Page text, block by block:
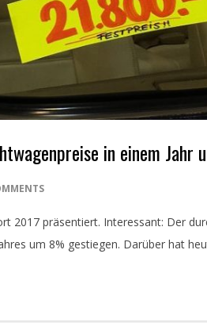
in einem Jahr
2017 präsentiert. Interessant: Der
um 8% gestiegen. Darüber hat